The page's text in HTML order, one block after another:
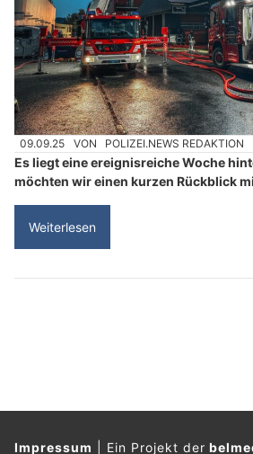
09.09.25 VON POLIZEI.NEWS REDAKTION
Es liegt eine ereignisreiche Woche
möchten wir einen kurzen Rückblick
Weiterlesen
Impressum Ein Projekt der